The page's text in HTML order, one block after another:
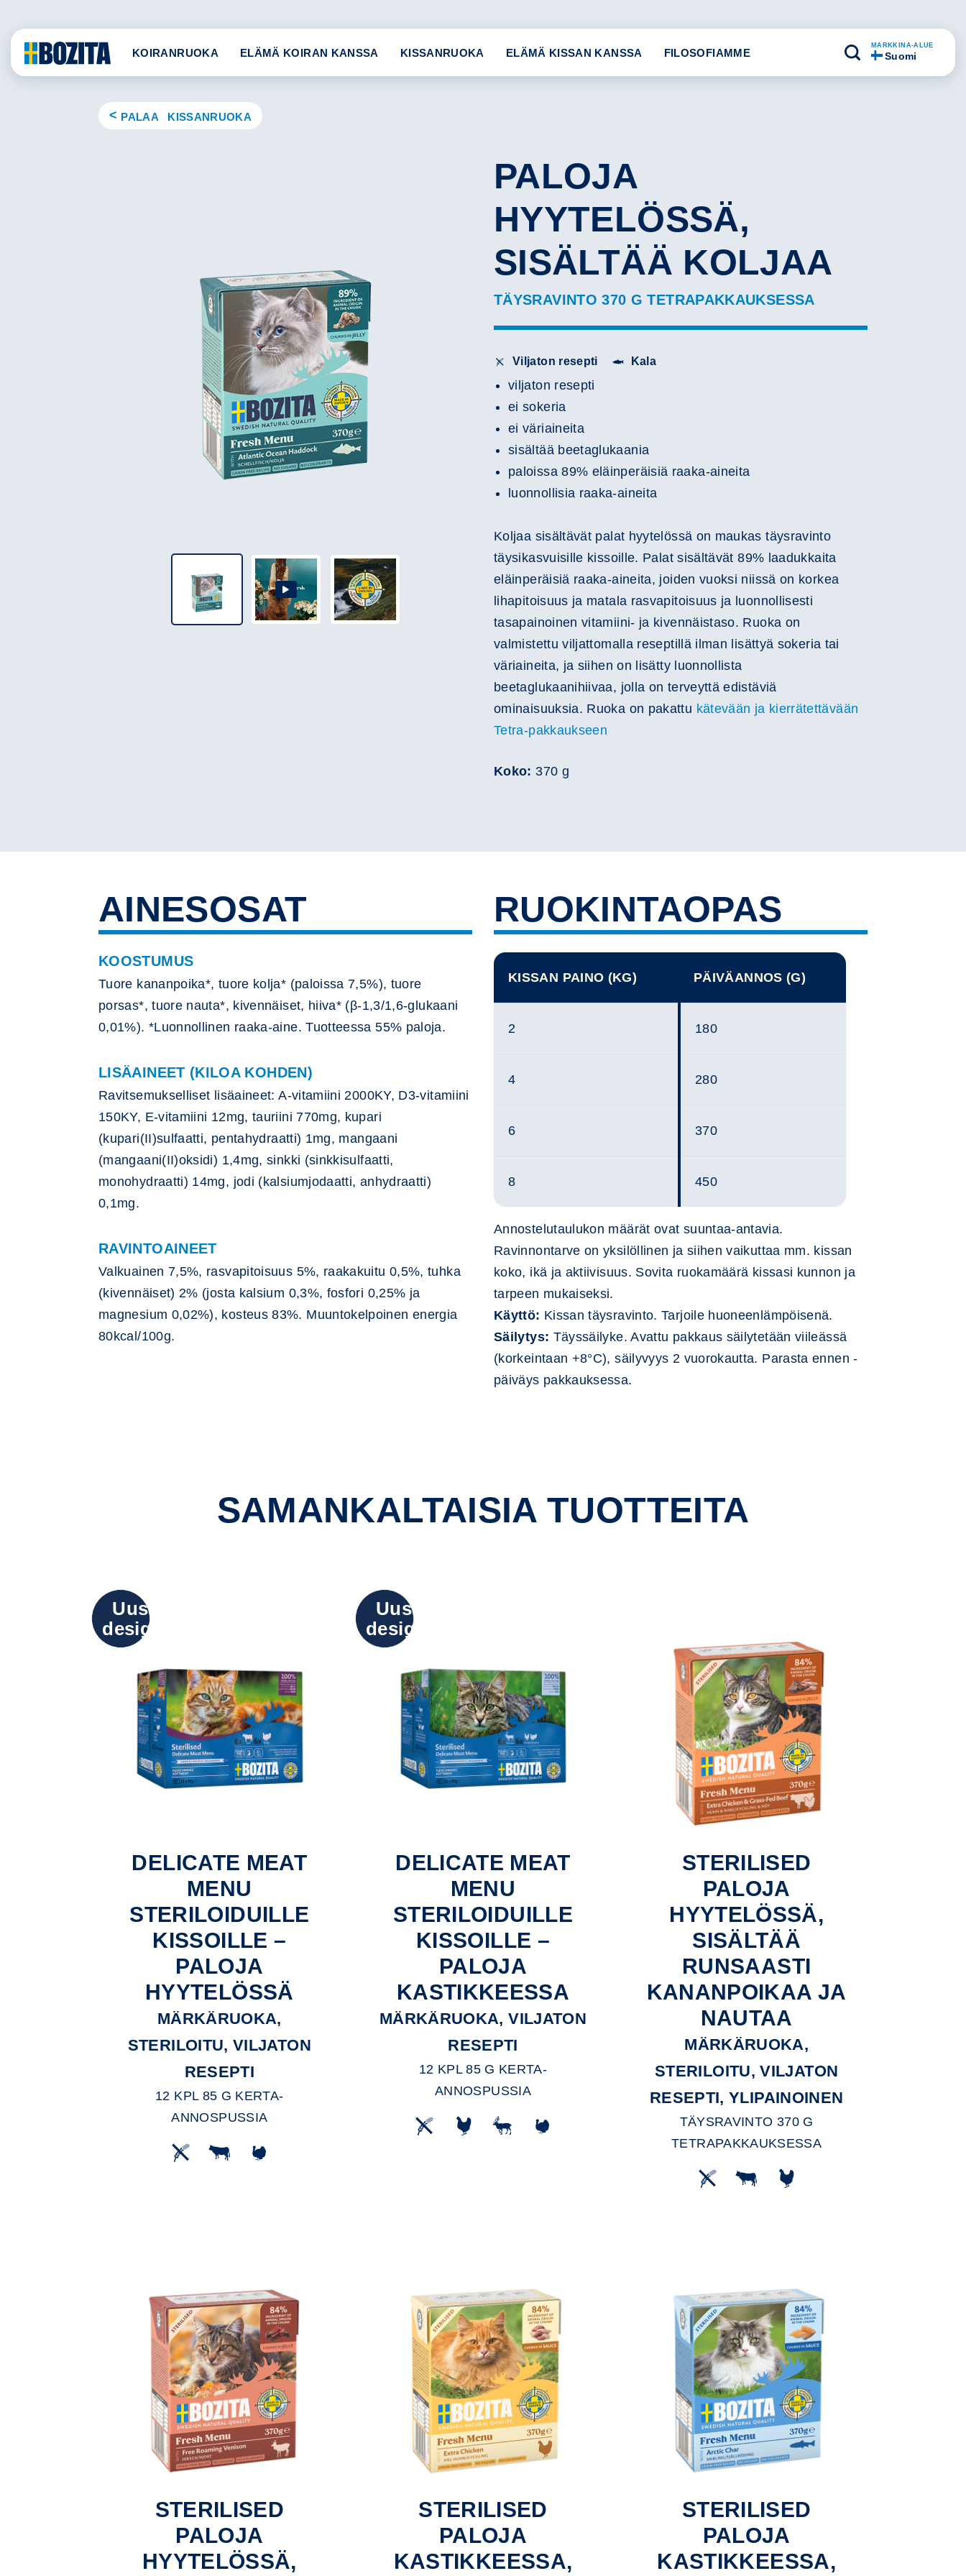
content
KOIRANRUOKA ELÄMÄ KOIRAN KANSSA KISSANRUOKA ELÄMÄ KISSAN KANSSA FILOSOFIAMME
MARKKINA-ALUE
Suomi
PALAA KISSANRUOKA
PALOJA
HYYTELÖSSÄ,
SISÄLTÄÄ KOLJAA
TÄYSRAVINTO 370 G TETRAPAKKAUKSESSA
Viljaton resepti Kala
viljaton resepti
ei sokeria
ei väriaineita
sisältää beetaglukaania
paloissa 89% eläinperäisiä raaka-aineita
luonnollisia raaka-aineita
Koljaa sisältävät palat hyytelössä on maukas täysravinto
täysikasvuisille kissoille. Palat sisältävät 89% laadukkaita
eläinperäisiä raaka-aineita, joiden vuoksi niissä on korkea
lihapitoisuus ja matala rasvapitoisuus ja luonnollisesti
tasapainoinen vitamiini- ja kivennäistaso. Ruoka on
valmistettu viljattomalla reseptillä ilman lisättyä sokeria tai
väriaineita, ja siihen on lisätty luonnollista
beetaglukaanihiivaa, jolla on terveyttä edistäviä
ominaisuuksia. Ruoka on pakattu kätevään ja kierrätettävään
Tetra-pakkaukseen
Koko: 370 g
AINESOSAT
KOOSTUMUS
Tuore kananpoika*, tuore kolja* (paloissa 7,5%), tuore
porsas*, tuore nauta*, kivennäiset, hiiva* (β-1,3/1,6-glukaani
0,01%). *Luonnollinen raaka-aine. Tuotteessa 55% paloja.
LISÄAINEET (KILOA KOHDEN)
Ravitsemukselliset lisäaineet: A-vitamiini 2000KY, D3-vitamiini
150KY, E-vitamiini 12mg, tauriini 770mg, kupari
(kupari(II)sulfaatti, pentahydraatti) 1mg, mangaani
(mangaani(II)oksidi) 1,4mg, sinkki (sinkkisulfaatti,
monohydraatti) 14mg, jodi (kalsiumjodaatti, anhydraatti)
0,1mg.
RAVINTOAINEET
Valkuainen 7,5%, rasvapitoisuus 5%, raakakuitu 0,5%, tuhka
(kivennäiset) 2% (josta kalsium 0,3%, fosfori 0,25% ja
magnesium 0,02%), kosteus 83%. Muuntokelpoinen energia
80kcal/100g.
RUOKINTAOPAS
KISSAN PAINO (KG) PÄIVÄANNOS (G)
2 180
4 280
6 370
8 450
Annostelutaulukon määrät ovat suuntaa-antavia.
Ravinnontarve on yksilöllinen ja siihen vaikuttaa mm. kissan
koko, ikä ja aktiivisuus. Sovita ruokamäärä kissasi kunnon ja
tarpeen mukaiseksi.
Käyttö: Kissan täysravinto. Tarjoile huoneenlämpöisenä.
Säilytys: Täyssäilyke. Avattu pakkaus säilytetään viileässä
(korkeintaan +8°C), säilyvyys 2 vuorokautta. Parasta ennen -
päiväys pakkauksessa.
SAMANKALTAISIA TUOTTEITA
Uusi
design
DELICATE MEAT
MENU
STERILOIDUILLE
KISSOILLE –
PALOJA
HYYTELÖSSÄ
MÄRKÄRUOKA,
STERILOITU, VILJATON
RESEPTI
12 KPL 85 G KERTA-
ANNOSPUSSIA
Uusi
design
DELICATE MEAT
MENU
STERILOIDUILLE
KISSOILLE –
PALOJA
KASTIKKEESSA
MÄRKÄRUOKA, VILJATON
RESEPTI
12 KPL 85 G KERTA-
ANNOSPUSSIA
STERILISED
PALOJA
HYYTELÖSSÄ,
SISÄLTÄÄ
RUNSAASTI
KANANPOIKAA JA
NAUTAA
MÄRKÄRUOKA,
STERILOITU, VILJATON
RESEPTI, YLIPAINOINEN
TÄYSRAVINTO 370 G
TETRAPAKKAUKSESSA
STERILISED
PALOJA
HYYTELÖSSÄ,
STERILISED
PALOJA
KASTIKKEESSA,
STERILISED
PALOJA
KASTIKKEESSA,